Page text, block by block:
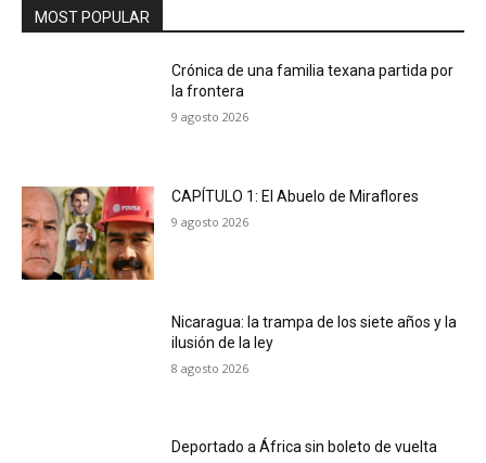
MOST POPULAR
Crónica de una familia texana partida por
la frontera
9 agosto 2026
CAPÍTULO 1: El Abuelo de Miraflores
9 agosto 2026
Nicaragua: la trampa de los siete años y la
ilusión de la ley
8 agosto 2026
Deportado a África sin boleto de vuelta